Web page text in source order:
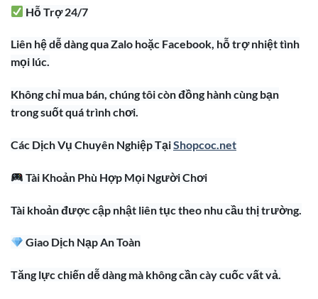
Hỗ Trợ 24/7
Liên hệ dễ dàng qua Zalo hoặc Facebook, hỗ trợ nhiệt tình
mọi lúc.
Không chỉ mua bán, chúng tôi còn đồng hành cùng bạn
trong suốt quá trình chơi.
Các Dịch Vụ Chuyên Nghiệp TạiShopcoc.net
Tài Khoản Phù Hợp Mọi Người Chơi
Tài khoản được cập nhật liên tục theo nhu cầu thị trường.
Giao Dịch Nạp An Toàn
Tăng lực chiến dễ dàng mà không cần cày cuốc vất vả.